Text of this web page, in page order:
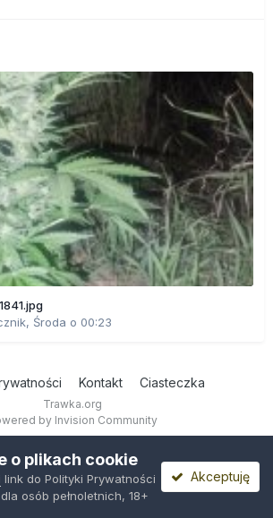
, Środa o 00:23
Kontakt Ciasteczka
Trawka.org
by Invision Community
o plikach cookie
link do Polityki Prywatności
osób pełnoletnich, 18+
Akceptuję